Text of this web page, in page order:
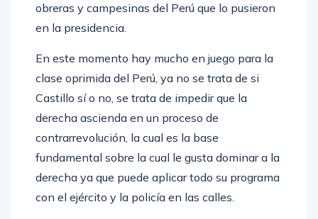
obreras y campesinas del Perú que lo pusieron
en la presidencia.
En este momento hay mucho en juego para la
clase oprimida del Perú, ya no se trata de si
Castillo sí o no, se trata de impedir que la
derecha ascienda en un proceso de
contrarrevolución, la cual es la base
fundamental sobre la cual le gusta dominar a la
derecha ya que puede aplicar todo su programa
con el ejército y la policía en las calles.